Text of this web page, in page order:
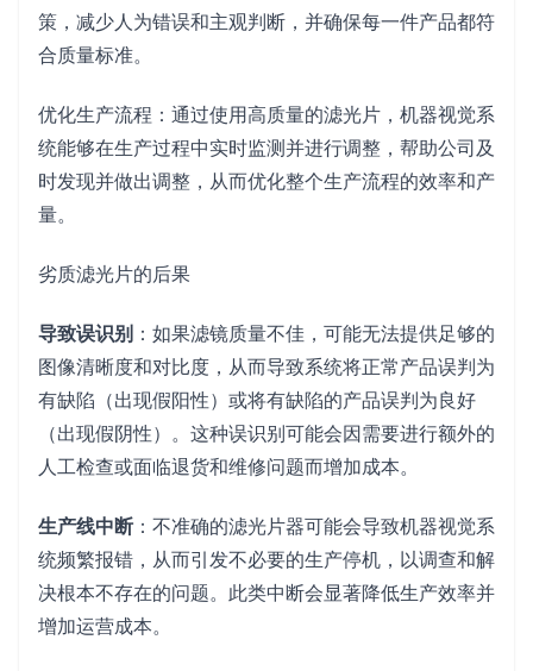
策，减少人为错误和主观判断，并确保每一件产品都符
合质量标准。
优化生产流程：通过使用高质量的滤光片，机器视觉系
统能够在生产过程中实时监测并进行调整，帮助公司及
时发现并做出调整，从而优化整个生产流程的效率和产
量。
劣质滤光片的后果
导致误识别 ：如果滤镜质量不佳，可能无法提供足够的
图像清晰度和对比度，从而导致系统将正常产品误判为
有缺陷（出现假阳性）或将有缺陷的产品误判为良好
（出现假阴性）。这种误识别可能会因需要进行额外的
人工检查或面临退货和维修问题而增加成本。
生产线中断 ：不准确的滤光片器可能会导致机器视觉系
统频繁报错，从而引发不必要的生产停机，以调查和解
决根本不存在的问题。此类中断会显著降低生产效率并
增加运营成本。